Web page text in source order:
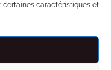
certaines caractéristiques et